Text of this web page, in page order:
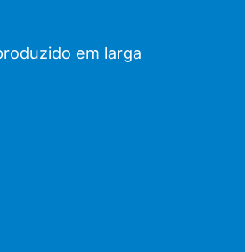
em larga